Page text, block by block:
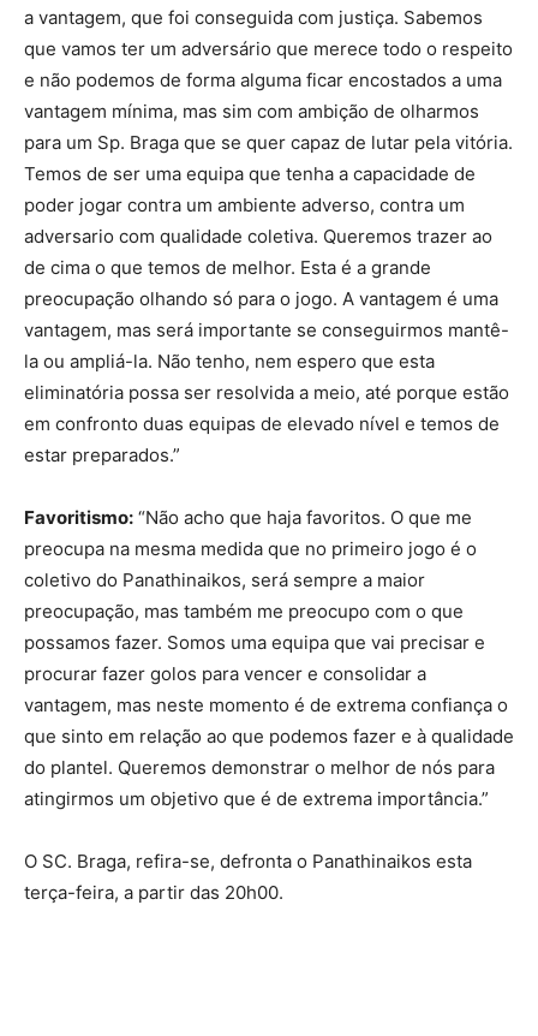
a vantagem, que foi conseguida com justiça. Sabemos
que vamos ter um adversário que merece todo o respeito
e não podemos de forma alguma ficar encostados a uma
vantagem mínima, mas sim com ambição de olharmos
para um Sp. Braga que se quer capaz de lutar pela vitória.
Temos de ser uma equipa que tenha a capacidade de
poder jogar contra um ambiente adverso, contra um
adversario com qualidade coletiva. Queremos trazer ao
de cima o que temos de melhor. Esta é a grande
preocupação olhando só para o jogo. A vantagem é uma
vantagem, mas será importante se conseguirmos mantê-
la ou ampliá-la. Não tenho, nem espero que esta
eliminatória possa ser resolvida a meio, até porque estão
em confronto duas equipas de elevado nível e temos de
estar preparados.”
Favoritismo: “Não acho que haja favoritos. O que me
preocupa na mesma medida que no primeiro jogo é o
coletivo do Panathinaikos, será sempre a maior
preocupação, mas também me preocupo com o que
possamos fazer. Somos uma equipa que vai precisar e
procurar fazer golos para vencer e consolidar a
vantagem, mas neste momento é de extrema confiança o
que sinto em relação ao que podemos fazer e à qualidade
do plantel. Queremos demonstrar o melhor de nós para
atingirmos um objetivo que é de extrema importância.”
O SC. Braga, refira-se, defronta o Panathinaikos esta
terça-feira, a partir das 20h00.